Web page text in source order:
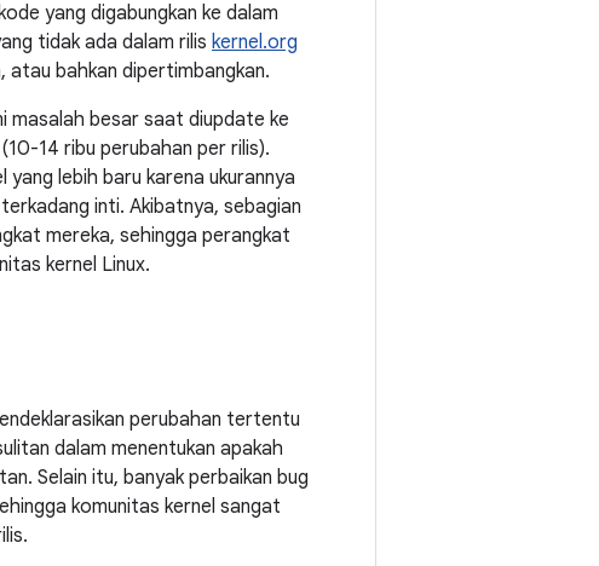
yang digabungkan ke dalam
tidak ada dalam rilis kernel.org
atau bahkan dipertimbangkan.
masalah besar saat diupdate ke
14 ribu perubahan per rilis).
lebih baru karena ukurannya
inti. Akibatnya, sebagian
mereka, sehingga perangkat
kernel Linux.
perubahan tertentu
dalam menentukan apakah
Selain itu, banyak perbaikan bug
komunitas kernel sangat